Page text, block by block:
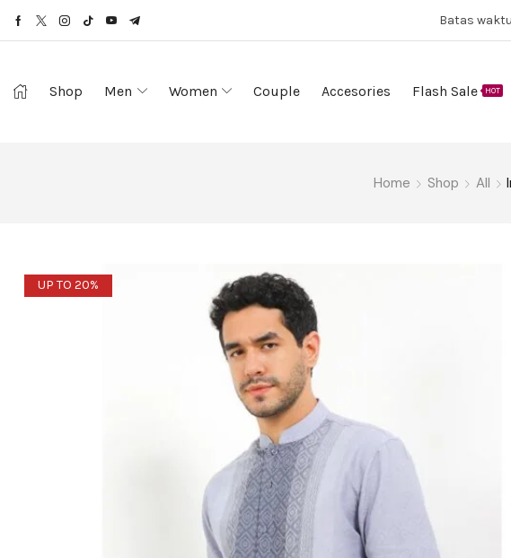
Batas
Shop Men Women Couple Accesories Flash Sale HOT
Home Shop All
UP TO 20%